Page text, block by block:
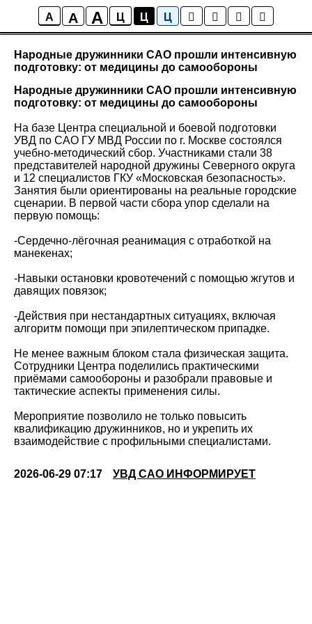
A A A Ц Ц Ц
Новости района Коптево
Народные дружинники САО прошли интенсивную
подготовку: от медицины до самообороны
Народные дружинники САО прошли интенсивную
подготовку: от медицины до самообороны
На базе Центра специальной и боевой подготовки
УВД по САО ГУ МВД России по г. Москве состоялся
учебно-методический сбор. Участниками стали 38
представителей народной дружины Северного округа
и 12 специалистов ГКУ «Московская безопасность».
Занятия были ориентированы на реальные городские
сценарии. В первой части сбора упор сделали на
первую помощь:
-Сердечно-лёгочная реанимация с отработкой на
манекенах;
-Навыки остановки кровотечений с помощью жгутов и
давящих повязок;
-Действия при нестандартных ситуациях, включая
алгоритм помощи при эпилептическом припадке.
Не менее важным блоком стала физическая защита.
Сотрудники Центра поделились практическими
приёмами самообороны и разобрали правовые и
тактические аспекты применения силы.
Мероприятие позволило не только повысить
квалификацию дружинников, но и укрепить их
взаимодействие с профильными специалистами.
2026-06-29 07:17 УВД САО ИНФОРМИРУЕТ